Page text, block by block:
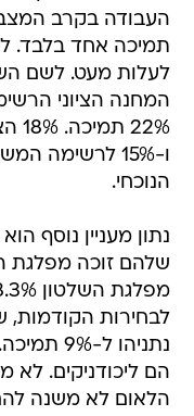
העבודה בקרב
תמיכה אחד בלבד.
המחנה הציוני
ו-15%
הנוכחי.
נתון מעניין נוסף
שלהם זוכה מפלגת
לבחירות הקודמות,
נתניהו
הם ליכודניקים. לא
הלאום לא משנה